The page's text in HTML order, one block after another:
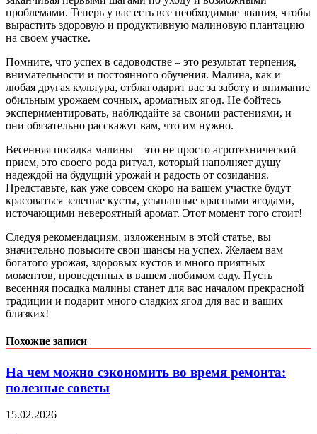
проблемами. Теперь у вас есть все необходимые знания, чтобы
вырастить здоровую и продуктивную малиновую плантацию
на своем участке.
Помните, что успех в садоводстве – это результат терпения,
внимательности и постоянного обучения. Малина, как и
любая другая культура, отблагодарит вас за заботу и внимание
обильным урожаем сочных, ароматных ягод. Не бойтесь
экспериментировать, наблюдайте за своими растениями, и
они обязательно расскажут вам, что им нужно.
Весенняя посадка малины – это не просто агротехнический
прием, это своего рода ритуал, который наполняет душу
надеждой на будущий урожай и радость от созидания.
Представьте, как уже совсем скоро на вашем участке будут
красоваться зеленые кусты, усыпанные красными ягодами,
источающими невероятный аромат. Этот момент того стоит!
Следуя рекомендациям, изложенным в этой статье, вы
значительно повысите свои шансы на успех. Желаем вам
богатого урожая, здоровых кустов и много приятных
моментов, проведенных в вашем любимом саду. Пусть
весенняя посадка малины станет для вас началом прекрасной
традиции и подарит много сладких ягод для вас и ваших
близких!
Похожие записи
На чем можно сэкономить во время ремонта:
полезные советы
15.02.2026